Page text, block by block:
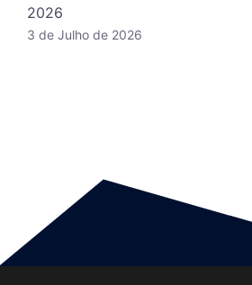
2026
3 de Julho de 2026